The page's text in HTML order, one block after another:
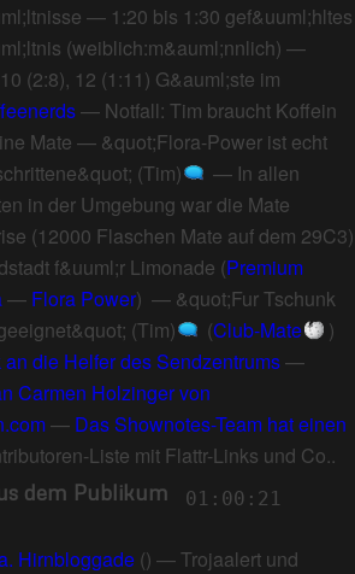
— 1:20 bis 1:30 gef&uuml;hltes
(weiblich:m&auml;nnlich) —
(2:8), 12 (1:11) G&auml;ste im
— Notfall: Tim braucht Koffein
Mate — &quot;Flora-Power ist echt
(Tim)
— In allen
in der Umgebung war die Mate
(12000 Flaschen Mate auf dem 29C3)
f&uuml;r Limonade (Premium
— Flora Power) — &quot;Fur Tschunk
(Tim)
(Club-Mate
)
die Helfer des Sendzentrums—
Carmen Holzinger von
— Das Shownotes-Team hat einen
Liste mit Flattr-Links und Co..
dem Publikum 01:00:21
Hirnbloggade () —Trojaalert und